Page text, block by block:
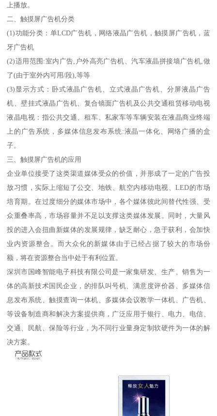
上播放。
二、触摸屏广告机分类
(1)功能分类：单LCD广告机，网络液晶广告机，触摸屏广告机，蓝
牙广告机
(2)适用范围:室内广告,户外高亮广告机、汽车液晶拼接墙广告机,做
了(由于室外内可用/段),等等
(3)显示方式：卧式液晶广告机、立式液晶广告机、分屏液晶广告
机、壁挂式液晶广告机、复合镜面广告机及公共交通租赁移动电视
液晶电视：指公共交通、租车、私家车等车辆安装在液晶商业终端
上的广告系统，多媒体信息发布系统:液晶一体化、网络广播的盒
子。
三、触摸屏广告机的应用
企业单位接受了这类渠道媒体受众的价值，并形成了一定的广告投
放习惯，实际上缩短了公交、地铁、航空内移动电视、LED的市场
培育期。在过度细分的媒体市场中，各个媒体彼此间替代性强、受
众重叠率高，市场容量并不足以支撑这类媒体发展。同时，大量风
投的进入会扭曲新媒体的发展规律，缺乏耐心，急于获利，会加快
业内资源整合。而大众化的新媒体由于已经占据了较大的市场份
额，将在资源整合当中处于有利位置。
深圳市国峰智能电子科技有限公司是一家集研发、生产、销售为一
体的高新技术国民企业，的排队叫号机、满意度评价器、多媒体信
息发布系统、触摸查询一体机、多媒体会议教学一体机、广告机、
等设备制造商和解决方案提供商，广泛应用于银行、电力、电信、
交通、民航、保险等行业，为不同行业量身定制软硬件为一体的解
决方案。